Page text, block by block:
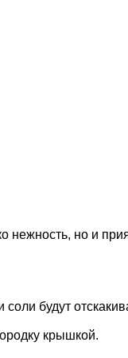
нежность, но и
будут
крышкой.